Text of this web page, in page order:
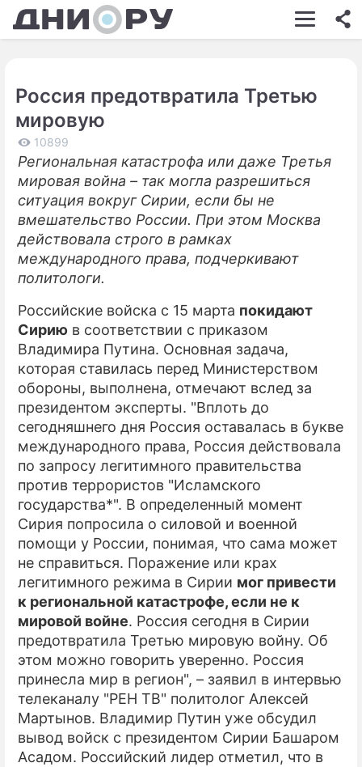
ШОУ-БИЗНЕС
КИНО
ЗДОРОВЬЕ
ЭКОНОМИКА
СОННИК
СЕРИАЛЫ
ИГРЫ
ПРЕСС-РЕЛИЗЫ
О ПРОЕКТЕ
Россия предотвратила Третью
мировую
10899
Региональная катастрофа или даже Третья
мировая война – так могла разрешиться
ситуация вокруг Сирии, если бы не
вмешательство России. При этом Москва
действовала строго в рамках
международного права, подчеркивают
политологи.
Российские войска с 15 марта покидают
Сирию в соответствии с приказом
Владимира Путина. Основная задача,
которая ставилась перед Министерством
обороны, выполнена, отмечают вслед за
президентом эксперты. "Вплоть до
сегодняшнего дня Россия оставалась в букве
международного права, Россия действовала
по запросу легитимного правительства
против террористов "Исламского
государства*". В определенный момент
Сирия попросила о силовой и военной
помощи у России, понимая, что сама может
не справиться. Поражение или крах
легитимного режима в Сирии мог привести
к региональной катастрофе, если не к
мировой войне. Россия сегодня в Сирии
предотвратила Третью мировую войну. Об
этом можно говорить уверенно. Россия
принесла мир в регион", – заявил в интервью
телеканалу "РЕН ТВ" политолог Алексей
Мартынов. Владимир Путин уже обсудил
вывод войск с президентом Сирии Башаром
Асадом. Российский лидер отметил, что в